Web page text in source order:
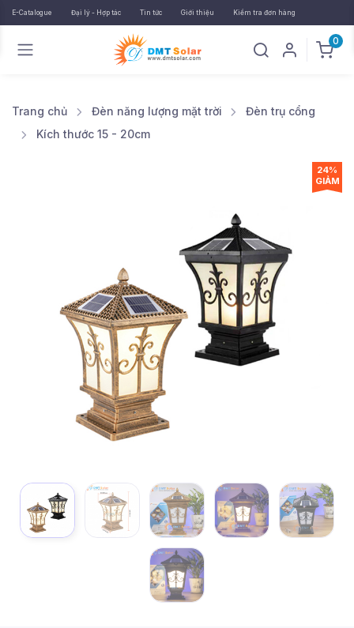
E-Catalogue Đại lý - Hợp tác Tin tức Giới thiệu Kiểm tra đơn hàng
0
Trang chủ Đèn năng lượng mặt trời
Đèn trụ cổng
Kích thước 15 - 20cm
24%
GIẢM